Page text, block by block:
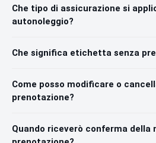
Che tipo di assicurazione si
autonoleggio?
Che significa etichetta senza
Come posso modificare o
prenotazione?
Quando riceverò conferma della